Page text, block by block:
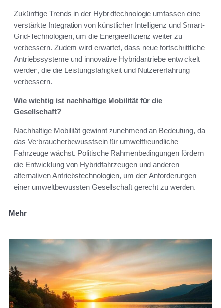
Zukünftige Trends in der Hybridtechnologie umfassen eine
verstärkte Integration von künstlicher Intelligenz und Smart-
Grid-Technologien, um die Energieeffizienz weiter zu
verbessern. Zudem wird erwartet, dass neue fortschrittliche
Antriebssysteme und innovative Hybridantriebe entwickelt
werden, die die Leistungsfähigkeit und Nutzererfahrung
verbessern.
Wie wichtig ist nachhaltige Mobilität für die
Gesellschaft?
Nachhaltige Mobilität gewinnt zunehmend an Bedeutung, da
das Verbraucherbewusstsein für umweltfreundliche
Fahrzeuge wächst. Politische Rahmenbedingungen fördern
die Entwicklung von Hybridfahrzeugen und anderen
alternativen Antriebstechnologien, um den Anforderungen
einer umweltbewussten Gesellschaft gerecht zu werden.
Mehr